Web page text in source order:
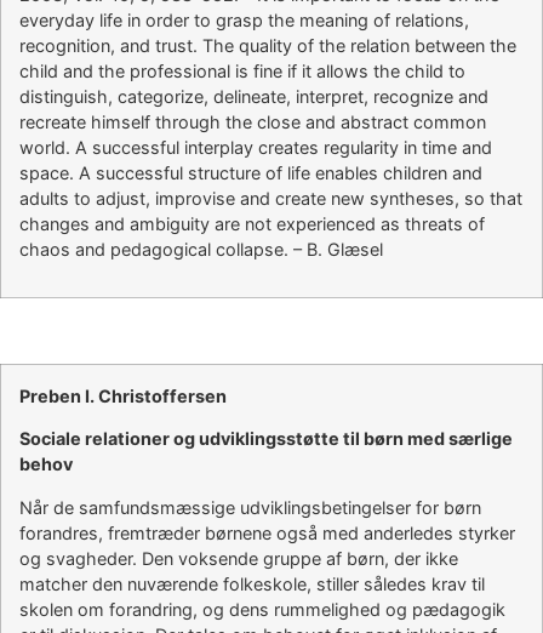
everyday life in order to grasp the meaning of relations,
recognition, and trust. The quality of the relation between the
child and the professional is fine if it allows the child to
distinguish, categorize, delineate, interpret, recognize and
recreate himself through the close and abstract common
world. A successful interplay creates regularity in time and
space. A successful structure of life enables children and
adults to adjust, improvise and create new syntheses, so that
changes and ambiguity are not experienced as threats of
chaos and pedagogical collapse. – B. Glæsel
Preben I. Christoffersen
Sociale relationer og udviklingsstøtte til børn med særlige
behov
Når de samfundsmæssige udviklingsbetingelser for børn
forandres, fremtræder børnene også med anderledes styrker
og svagheder. Den voksende gruppe af børn, der ikke
matcher den nuværende folkeskole, stiller således krav til
skolen om forandring, og dens rummelighed og pædagogik